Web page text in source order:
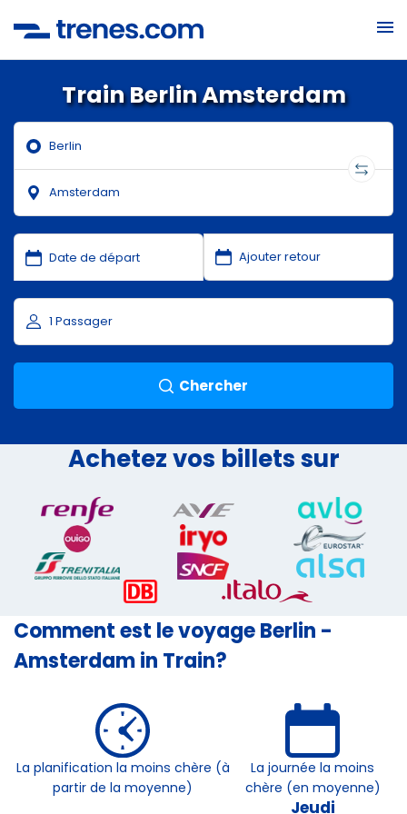
Train Berlin Amsterdam
Chercher
Achetez vos billets sur
Comment est le voyage Berlin -
Amsterdam in Train?
La planification la moins chère (à
partir de la moyenne)
La journée la moins
chère (en moyenne)
Jeudi